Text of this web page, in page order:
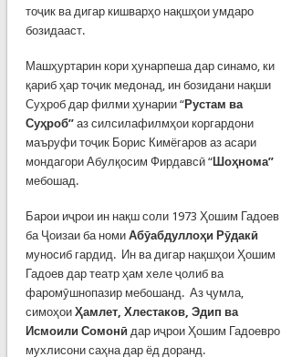
тоҷик ва дигар кишварҳо нақшҳои умдаро
бозидааст.
Машҳуртарин кори ҳунарпеша дар синамо, ки
қариб ҳар тоҷик медонад, ин бозидани нақши
Суҳроб дар филми ҳунарии “Рустам ва
Суҳроб”аз силсилафилмҳои коргардони
маъруфи тоҷик Борис Кимёгаров аз асари
мондагори Абулқосим Фирдавсӣ “Шоҳнома”
мебошад.
Барои иҷрои ин нақш соли 1973 Ҳошим Гадоев
ба Ҷоизаи ба номи Абӯабдуллоҳи Рӯдакӣ
муносиб гардид. Ин ва дигар нақшҳои Ҳошим
Гадоев дар театр ҳам хеле ҷолиб ва
фаромӯшнопазир мебошанд. Аз ҷумла,
симоҳои Ҳамлет, Хлестаков, Эдип ва
Исмоили Сомонӣ дар иҷрои Ҳошим Гадоевро
мухлисони саҳна дар ёд доранд.